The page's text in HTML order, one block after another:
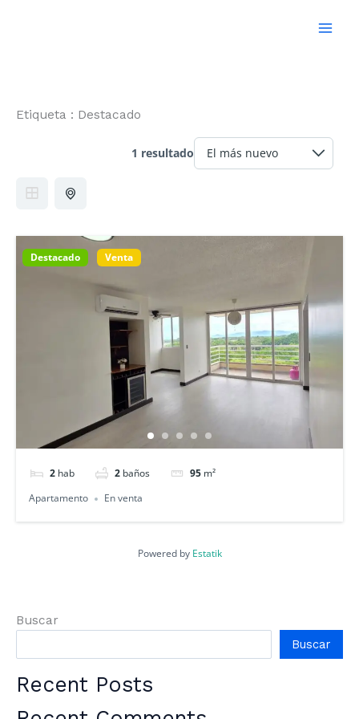
Etiqueta : Destacado
1 resultado
Destacado Venta
2 hab 2 baños 95 m²
Apartamento En venta
Powered by Estatik
Buscar
Buscar
Recent Posts